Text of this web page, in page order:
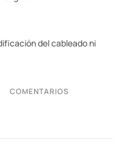
del cableado ni
COMENTARIOS